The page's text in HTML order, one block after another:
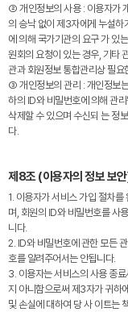
② 개인정보의 사용 : 이용자가
의 승낙 없이 제3자에게 누설하
에 의해 국가기관의 요구 가 있
원회의 요청이 있는 경우, 기타
관과 회원정보 통합관리상 필요
③ 개인정보의 관리 : 개인정보
하의 ID와 비밀번호에 의해 관
삭제할 수 있으며 수신되 는 정
다.
제8조 (이용자의 정보 보
1. 이용자가 서비스 가입 절차
며, 회원의 ID와 비밀번호를 사
니다.
2. ID와 비밀번호에 관한 모든
호를 알려주어서는 안됩니다.
3. 이용자는 서비스의 사용 종
지 아니함으로써 제3자가 귀하
및 손실에 대하여 당 사 이트는